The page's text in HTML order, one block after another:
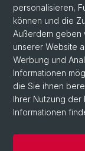
Bluesky
Vimeo
© Universität Basel
personalisieren,
können und die
Außerdem geben
unserer Website
Werbung und
Informationen
die Sie ihnen
Ihrer Nutzung der
Informationen